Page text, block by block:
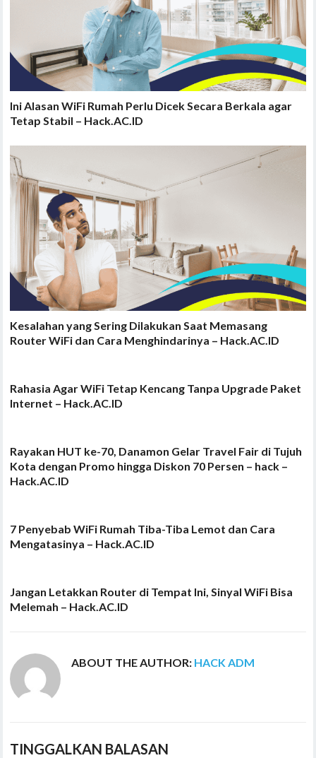
Ini Alasan WiFi Rumah Perlu Dicek Secara Berkala agar
Tetap Stabil – Hack.AC.ID
Kesalahan yang Sering Dilakukan Saat Memasang
Router WiFi dan Cara Menghindarinya – Hack.AC.ID
Rahasia Agar WiFi Tetap Kencang Tanpa Upgrade Paket
Internet – Hack.AC.ID
Rayakan HUT ke-70, Danamon Gelar Travel Fair di Tujuh
Kota dengan Promo hingga Diskon 70 Persen – hack –
Hack.AC.ID
7 Penyebab WiFi Rumah Tiba-Tiba Lemot dan Cara
Mengatasinya – Hack.AC.ID
Jangan Letakkan Router di Tempat Ini, Sinyal WiFi Bisa
Melemah – Hack.AC.ID
ABOUT THE AUTHOR: HACK ADM
TINGGALKAN BALASAN